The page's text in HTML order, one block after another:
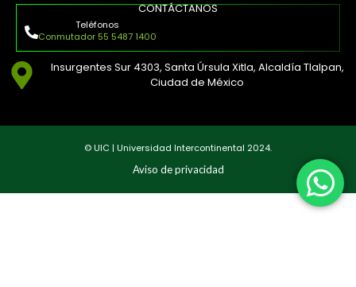
CONTÁCTANOS
Teléfonos
Conmutador 55 5487 1400
Insurgentes Sur 4303, Santa Úrsula Xitla, Alcaldía Tlalpan,
Ciudad de México
© UIC | Universidad Intercontinental 2024.
Aviso de privacidad